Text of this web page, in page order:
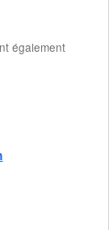
également